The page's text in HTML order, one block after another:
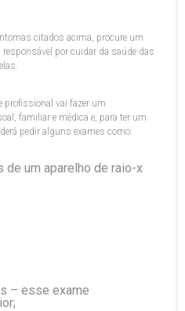
citados acima, procure um
por cuidar da saúde das
profissional vai fazer um
familiar e médica e, para ter um
pedir alguns exames como:
de um aparelho de raio-x
– esse exame